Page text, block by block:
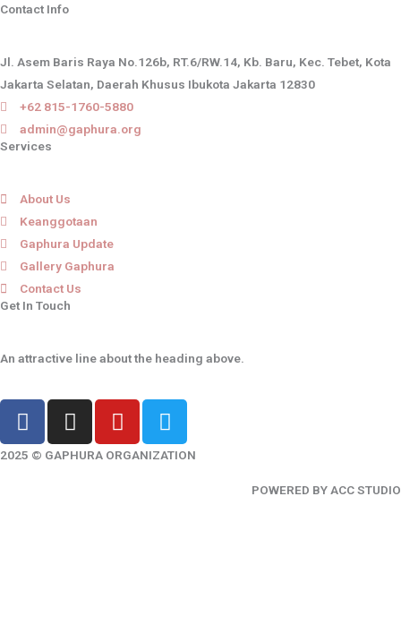
Contact Info
Jl. Asem Baris Raya No.126b, RT.6/RW.14, Kb. Baru, Kec. Tebet, Kota
Jakarta Selatan, Daerah Khusus Ibukota Jakarta 12830
+62 815-1760-5880
admin@gaphura.org
Services
About Us
Keanggotaan
Gaphura Update
Gallery Gaphura
Contact Us
Get In Touch
An attractive line about the heading above.
F
a
c
I
n
s
Y
o
u
T
w
i
2025 © GAPHURA ORGANIZATION
POWERED BY ACC STUDIO